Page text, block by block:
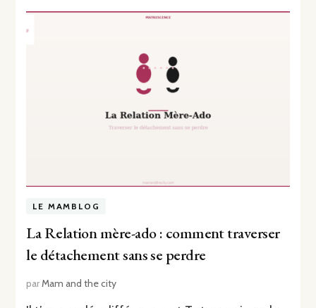
LE MAMBLOG
La Relation mère-ado : comment traverser
le détachement sans se perdre
parMam and the city